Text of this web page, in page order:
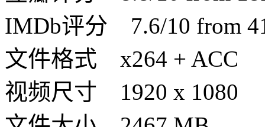
IMDb评分 7.6/10 from
文件格式 x264 + ACC
视频尺寸 1920 x 1080